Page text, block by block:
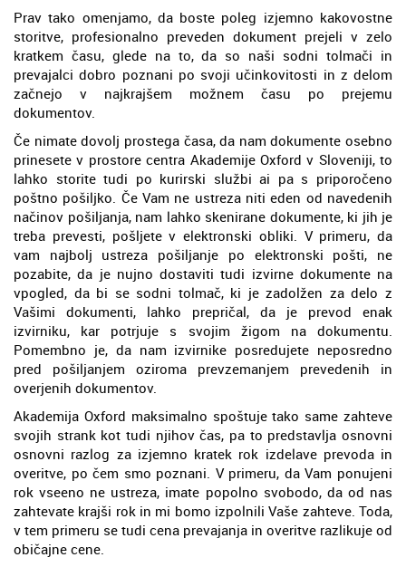
Prav tako omenjamo, da boste poleg izjemno kakovostne
storitve, profesionalno preveden dokument prejeli v zelo
kratkem času, glede na to, da so naši sodni tolmači in
prevajalci dobro poznani po svoji učinkovitosti in z delom
začnejo v najkrajšem možnem času po prejemu
dokumentov.
Če nimate dovolj prostega časa, da nam dokumente osebno
prinesete v prostore centra Akademije Oxford v Sloveniji, to
lahko storite tudi po kurirski službi ai pa s priporočeno
poštno pošiljko. Če Vam ne ustreza niti eden od navedenih
načinov pošiljanja, nam lahko skenirane dokumente, ki jih je
treba prevesti, pošljete v elektronski obliki. V primeru, da
vam najbolj ustreza pošiljanje po elektronski pošti, ne
pozabite, da je nujno dostaviti tudi izvirne dokumente na
vpogled, da bi se sodni tolmač, ki je zadolžen za delo z
Vašimi dokumenti, lahko prepričal, da je prevod enak
izvirniku, kar potrjuje s svojim žigom na dokumentu.
Pomembno je, da nam izvirnike posredujete neposredno
pred pošiljanjem oziroma prevzemanjem prevedenih in
overjenih dokumentov.
Akademija Oxford maksimalno spoštuje tako same zahteve
svojih strank kot tudi njihov čas, pa to predstavlja osnovni
osnovni razlog za izjemno kratek rok izdelave prevoda in
overitve, po čem smo poznani. V primeru, da Vam ponujeni
rok vseeno ne ustreza, imate popolno svobodo, da od nas
zahtevate krajši rok in mi bomo izpolnili Vaše zahteve. Toda,
v tem primeru se tudi cena prevajanja in overitve razlikuje od
običajne cene.